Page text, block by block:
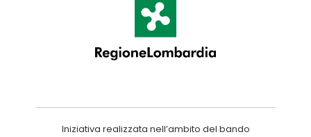
Iniziativa realizzata nell’ambito del bando